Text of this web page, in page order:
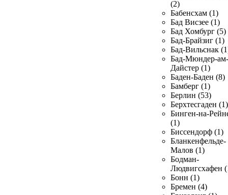
(2)
Бабенсхам (1)
Бад Висзее (1)
Бад Хомбург (5)
Бад-Брайзиг (1)
Бад-Вильснак
Бад-Мюндер-ам-
Дайстер (1)
Баден-Баден (8)
Бамберг (1)
Берлин (53)
Берхтесгаден (1)
Бинген-на-
(1)
Биссендорф (1)
Бланкенфельде-
Малов (1)
Бодман-
Людвигсхафен
Бонн (1)
Бремен (4)